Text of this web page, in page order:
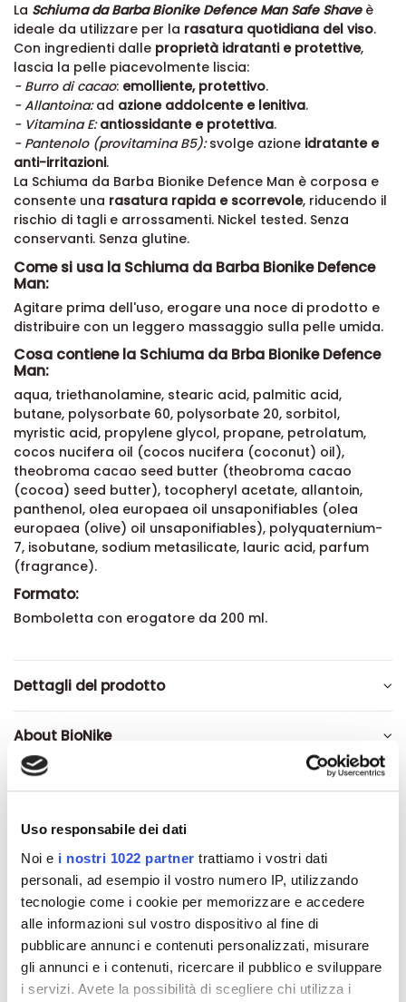
Uso responsabile dei dati
Noi e i nostri 1022 partner trattiamo i vostri dati
personali, ad esempio il vostro numero IP, utilizzando
tecnologie come i cookie per memorizzare e accedere
alle informazioni sul vostro dispositivo al fine di
pubblicare annunci e contenuti personalizzati, misurare
gli annunci e i contenuti, ricercare il pubblico e sviluppare
i servizi. Avete la possibilità di scegliere chi utilizza i
La Schiuma da Barba Bionike Defence Man Safe Shaveè
ideale da utilizzare per la rasatura quotidiana del viso.
Con ingredienti dalle proprietà idratanti e protettive,
lascia la pelle piacevolmente liscia:
- Burro di cacao: emolliente, protettivo.
- Allantoina:ad azione addolcente e lenitiva.
- Vitamina E: antiossidante e protettiva.
- Pantenolo (provitamina B5):svolge azione idratante e
anti-irritazioni.
La Schiuma da Barba Bionike Defence Man è corposa e
consente una rasatura rapida e scorrevole, riducendo il
rischio di tagli e arrossamenti. Nickel tested. Senza
conservanti. Senza glutine.
Come si usa la Schiuma da Barba Bionike Defence
Man:
Agitare prima dell'uso, erogare una noce di prodotto e
distribuire con un leggero massaggio sulla pelle umida.
Cosa contiene la Schiuma da Brba Bionike Defence
Man:
aqua, triethanolamine, stearic acid, palmitic acid,
butane, polysorbate 60, polysorbate 20, sorbitol,
myristic acid, propylene glycol, propane, petrolatum,
cocos nucifera oil (cocos nucifera (coconut) oil),
theobroma cacao seed butter (theobroma cacao
(cocoa) seed butter), tocopheryl acetate, allantoin,
panthenol, olea europaea oil unsaponifiables (olea
europaea (olive) oil unsaponifiables), polyquaternium-
7, isobutane, sodium metasilicate, lauric acid, parfum
(fragrance).
Formato:
Bomboletta con erogatore da 200 ml.
Dettagli del prodotto
About BioNike
Recensioni
Altri prodotti che potrebbero
interessarti
-42% -42%